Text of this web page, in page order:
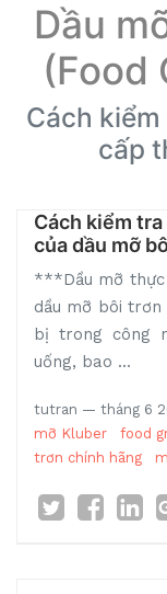
Dầu
(Food
Cách
cấp
Cách kiểm
của dầu mỡ
***Dầu mỡ thực
dầu mỡ bôi
bị trong công
uống, bao ...
tutran — tháng 6
mỡ Kluber
food
trơn chính hãng